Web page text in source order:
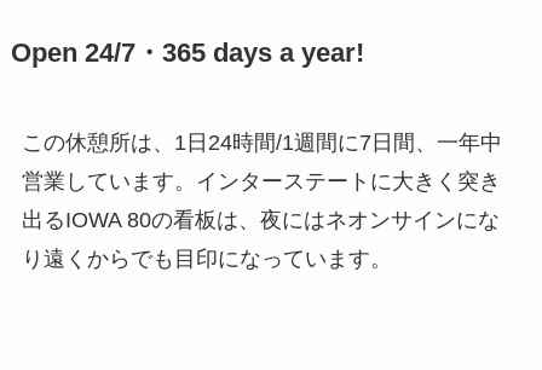
Open 24/7・365 days a year!
この休憩所は、1日24時間/1週間に7日間、一年中
営業しています。インターステートに大きく突き
出るIOWA 80の看板は、夜にはネオンサインにな
り遠くからでも目印になっています。